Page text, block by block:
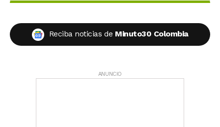
Reciba noticias de Minuto30 Colombia
ANUNCIO